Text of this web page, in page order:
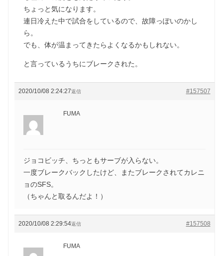
ちょっと気になります。
連日冷えた中で試合をしているので、故障っぽいのかし
ら。
でも、体が温まってきたらよくなるかもしれない。
と言っているうちにブレークされた。
2020/10/08 2:24:27 #157507
返信
FUMA
ジョコビッチ、ちっともサーブが入らない。
一度ブレークバックしたけど、またブレークされてカレニ
ョのSFS。
（ちゃんと取るんだよ！）
2020/10/08 2:29:54 #157508
返信
FUMA